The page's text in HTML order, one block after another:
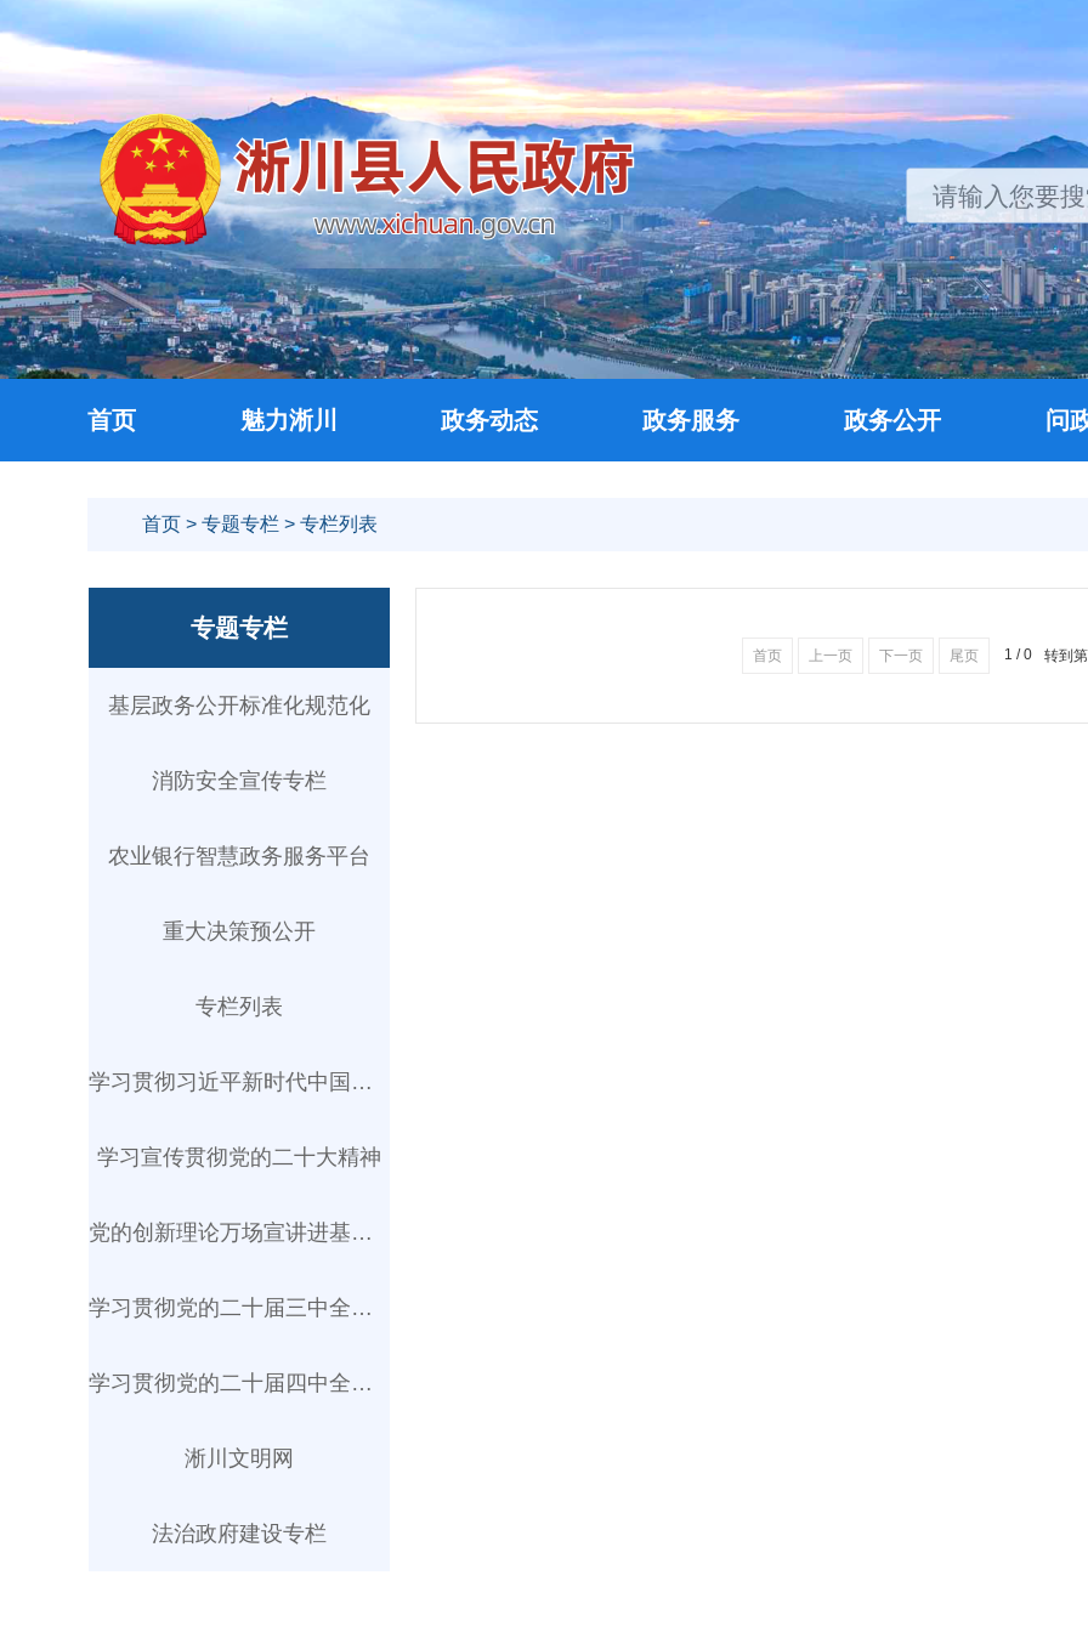
首页 魅力淅川 政务动态 政务服务 政务公开 问
首页 > 专题专栏 > 专栏列表
专题专栏
基层政务公开标准化规范化
消防安全宣传专栏
农业银行智慧政务服务平台
重大决策预公开
专栏列表
学习贯彻习近平新时代中国特...
学习宣传贯彻党的二十大精神
党的创新理论万场宣讲进基层...
学习贯彻党的二十届三中全会...
学习贯彻党的二十届四中全会...
淅川文明网
法治政府建设专栏
首页 上一页 下一页 尾页 1 / 0 转到第